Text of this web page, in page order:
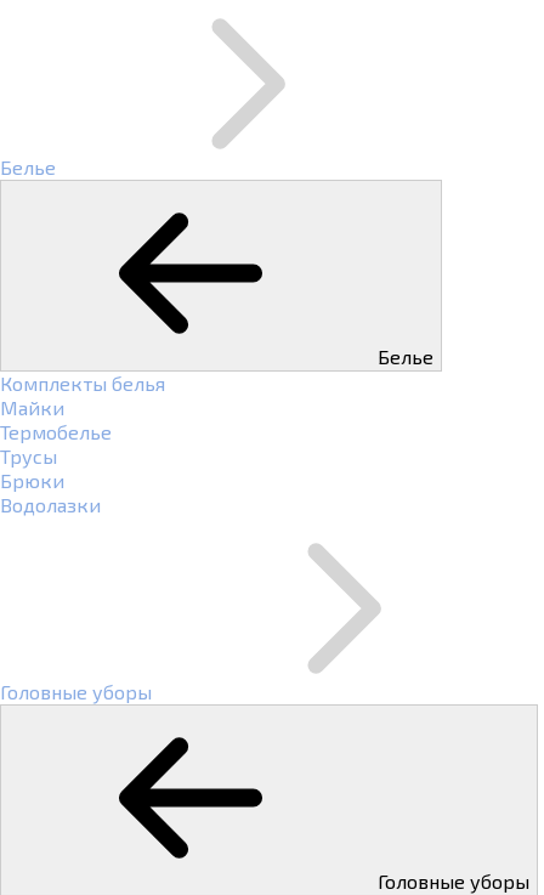
Белье
Белье
Комплекты белья
Майки
Термобелье
Трусы
Брюки
Водолазки
Головные уборы
Головные уборы